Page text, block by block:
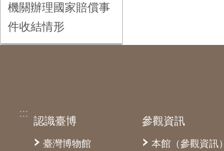
機關辦理國家賠償事
件收結情形
:::
認識臺博
臺灣博物館
參觀資訊
本館（參觀資訊）